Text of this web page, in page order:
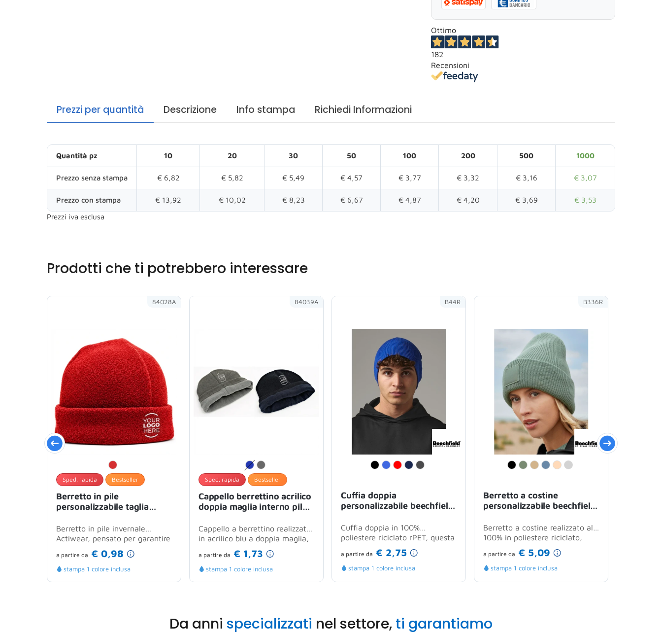
Ottimo
182
Recensioni
Prezzi per quantità Descrizione Info stampa Richiedi Informazioni
Quantità pz 10 20 30 50 100 200 500 1000
Prezzo senza stampa € 6,82 € 5,82 € 5,49 € 4,57 € 3,77 € 3,32 € 3,16 € 3,07
Prezzo con stampa € 13,92 € 10,02 € 8,23 € 6,67 € 4,87 € 4,20 € 3,69
€ 3,53
Prezzi iva esclusa
Prodotti che ti potrebbero interessare
84028A
Sped. rapida Bestseller
Berretto in pile
personalizzabile taglia
Berretto in pile invernale
Actiwear, pensato per garantire
calore e comfort durante le
giornate...
a partire da € 0,98
stampa 1 colore inclusa
84039A
Sped. rapida Bestseller
Cappello berrettino acrilico
doppia maglia interno pile
Cappello a berrettino realizzato
in acrilico blu a doppia maglia,
con particolare lavorazione a...
a partire da € 1,73
stampa 1 colore inclusa
B44R
Cuffia doppia
personalizzabile beechfield
Cuffia doppia in 100%
poliestere riciclato rPET, questa
cuffia pull-on assicura comfort
e...
a partire da € 2,75
stampa 1 colore inclusa
B336R
Berretto a costine
personalizzabile beechfield
termico
Berretto a costine realizzato al
100% in poliestere riciclato,
pensato per garantire calore e...
a partire da € 5,09
stampa 1 colore inclusa
Da anni specializzati nel settore, ti garantiamo